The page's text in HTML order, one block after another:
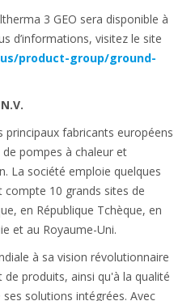
3 GEO sera disponible à
d’informations, visitez le site
product-group/ground-
principaux fabricants européens
pompes à chaleur et
La société emploie quelques
compte 10 grands sites de
en République Tchèque, en
et au Royaume-Uni.
à sa vision révolutionnaire
produits, ainsi qu'à la qualité
solutions intégrées. Avec